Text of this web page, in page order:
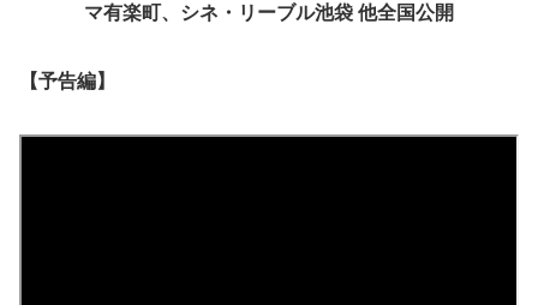
マ有楽町、シネ・リーブル池袋 他全国公開
【予告編】